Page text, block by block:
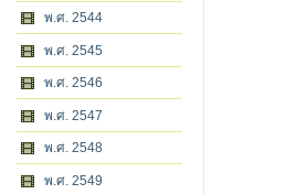
พ.ศ. 2544
พ.ศ. 2545
พ.ศ. 2546
พ.ศ. 2547
พ.ศ. 2548
พ.ศ. 2549